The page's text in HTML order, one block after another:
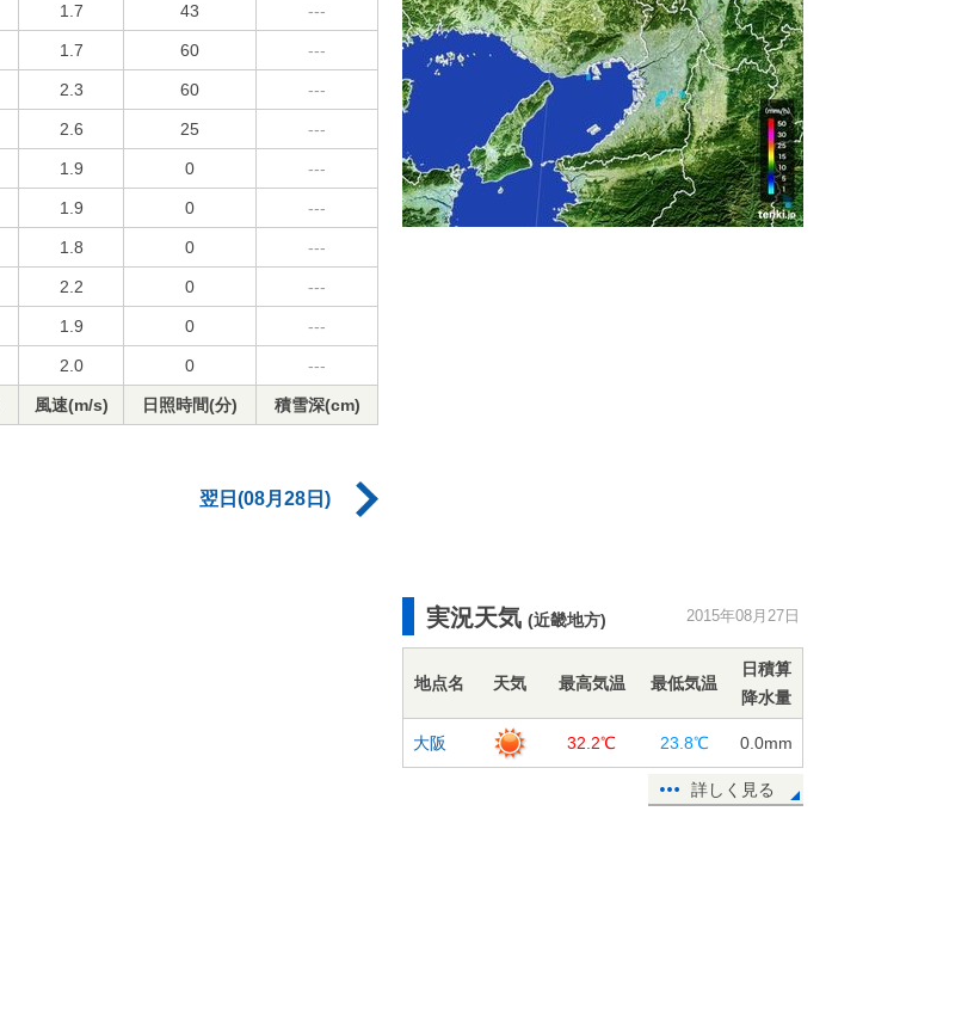
1.7 43 ---
1.7 60 ---
2.3 60 ---
2.6 25 ---
1.9 0 ---
1.9 0 ---
1.8 0 ---
2.2 0 ---
1.9 0 ---
2.0 0 ---
風速(m/s) 日照時間(分) 積雪深(cm)
翌日(08月28日)
実況天気 (近畿地方) 2015年08月27日
地点名 天気 最高気温 最低気温
日積算
降水量
大阪 32.2℃ 23.8℃ 0.0mm
詳しく見る